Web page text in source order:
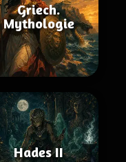
Griech.
Mythologie
Hades II